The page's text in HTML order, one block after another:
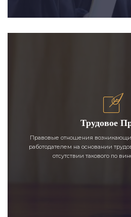
Трудовое
Правовые отношения
работодателем на основании
отсутствии такового по